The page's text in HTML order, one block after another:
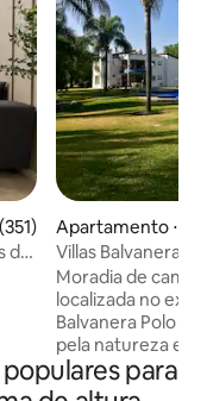
uma avaliação média de
de
Apartamento ⋅
uerétaro
Villas Balvanera
natureza
Moradia de
localizada no
Balvanera Polo y
pela natureza e
vivenda fica no
vista perfeita para
para